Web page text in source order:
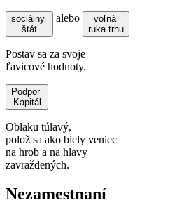
sociálny
štát
alebo
voľná
ruka trhu
Postav sa za svoje
ľavicové hodnoty.
Podpor
Kapitál
Oblaku túlavý,
polož sa ako biely veniec
na hrob a na hlavy
zavraždených.
Nezamestnaní